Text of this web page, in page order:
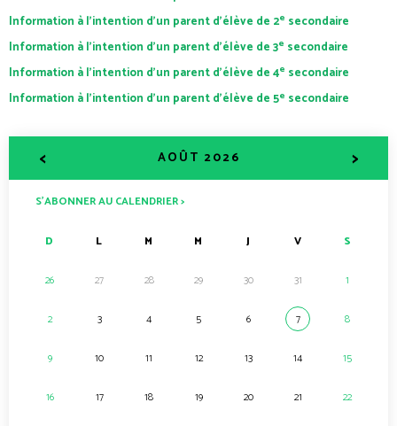
Information à l’intention d’un parent d’élève de 2e secondaire
Information à l’intention d’un parent d’élève de 3e secondaire
Information à l’intention d’un parent d’élève de 4e secondaire
Information à l’intention d’un parent d’élève de 5e secondaire
< AOÛT 2026 >
S’ABONNER AU CALENDRIER >
D L M M J V S
26 27 28 29 30 31 1
2 3 4 5 6 7 8
9 10 11 12 13 14 15
16 17 18 19 20 21 22